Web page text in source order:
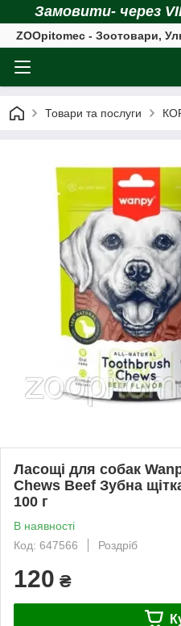
Замовити- через
ZOOpitomec - Зоотовари,
Товари та послуги
Ласощі для собак
Chews Beef Зубна
100 г
В наявності
Код: 647566
Роздріб
120 ₴